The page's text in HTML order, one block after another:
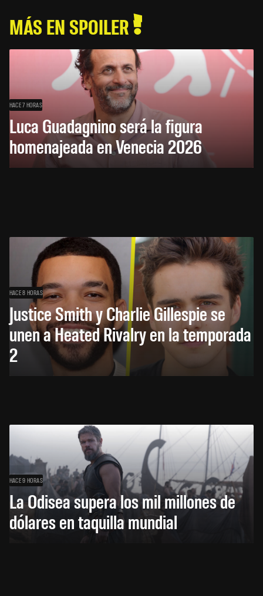
MÁS EN SPOILER
HACE 7 HORAS
Luca Guadagnino será la figura
homenajeada en Venecia 2026
HACE 8 HORAS
Justice Smith y Charlie Gillespie se
unen a Heated Rivalry en la temporada
2
HACE 9 HORAS
La Odisea supera los mil millones de
dólares en taquilla mundial